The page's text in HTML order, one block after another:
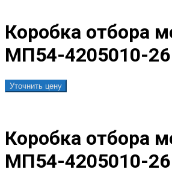
Коробка отбора
МП54-4205010-26
Уточнить цену
Коробка отбора
МП54-4205010-26